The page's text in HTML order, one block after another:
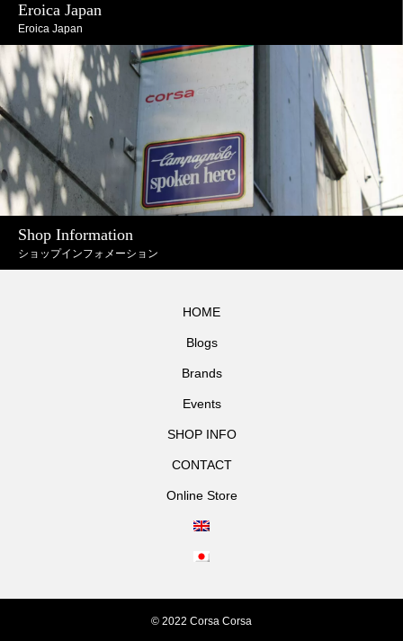
Eroica Japan
Eroica Japan
Shop Information
ショップインフォメーション
HOME
Blogs
Brands
Events
SHOP INFO
CONTACT
Online Store
© 2022 Corsa Corsa